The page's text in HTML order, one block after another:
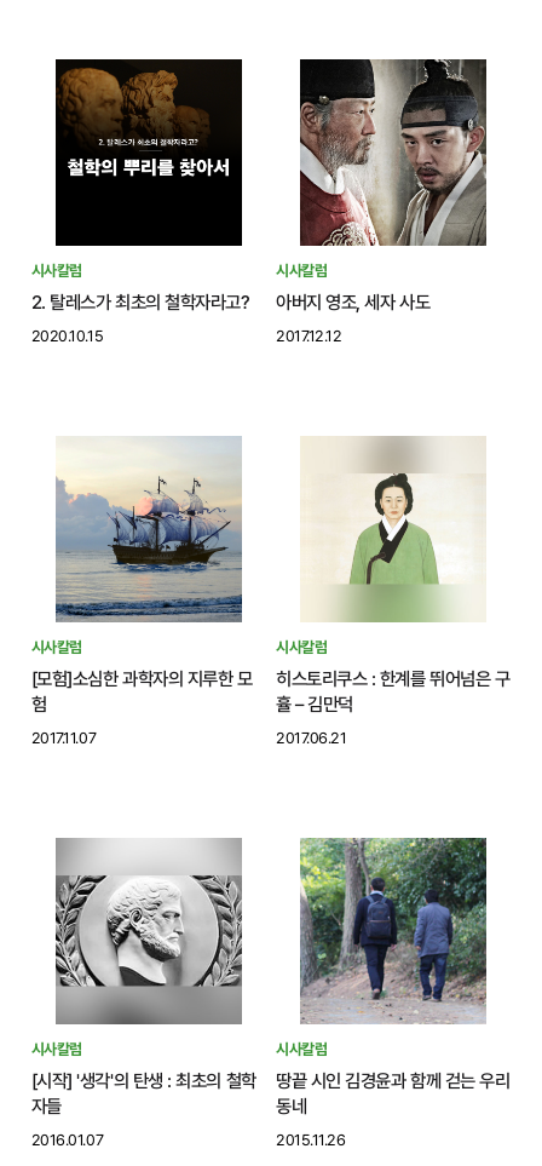
시사칼럼
2. 탈레스가 최초의 철학자라고?
2020.10.15
시사칼럼
아버지 영조, 세자 사도
2017.12.12
시사칼럼
[모험]소심한 과학자의 지루한 모
험
2017.11.07
시사칼럼
히스토리쿠스 : 한계를 뛰어넘은 구
휼 – 김만덕
2017.06.21
시사칼럼
[시작] '생각'의 탄생 : 최초의 철학
자들
2016.01.07
시사칼럼
땅끝 시인 김경윤과 함께 걷는 우리
동네
2015.11.26